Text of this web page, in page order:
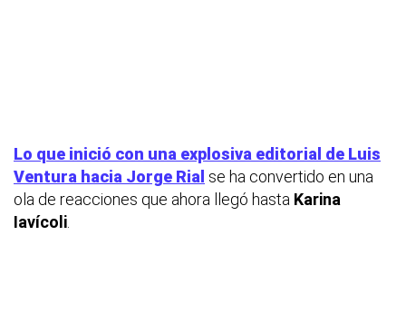
Lo que inició con una explosiva editorial de Luis
Ventura hacia Jorge Rial se ha convertido en una
ola de reacciones que ahora llegó hasta Karina
Iavícoli